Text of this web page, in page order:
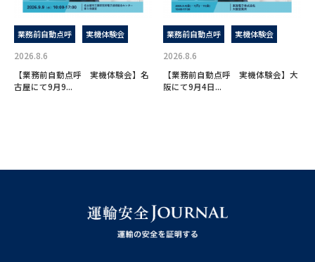
業務前自動点呼 実機体験会
2026.8.6
【業務前自動点呼 実機体験会】名
古屋にて9月9...
業務前自動点呼 実機体験会
2026.8.6
【業務前自動点呼 実機体験会】大
阪にて9月4日...